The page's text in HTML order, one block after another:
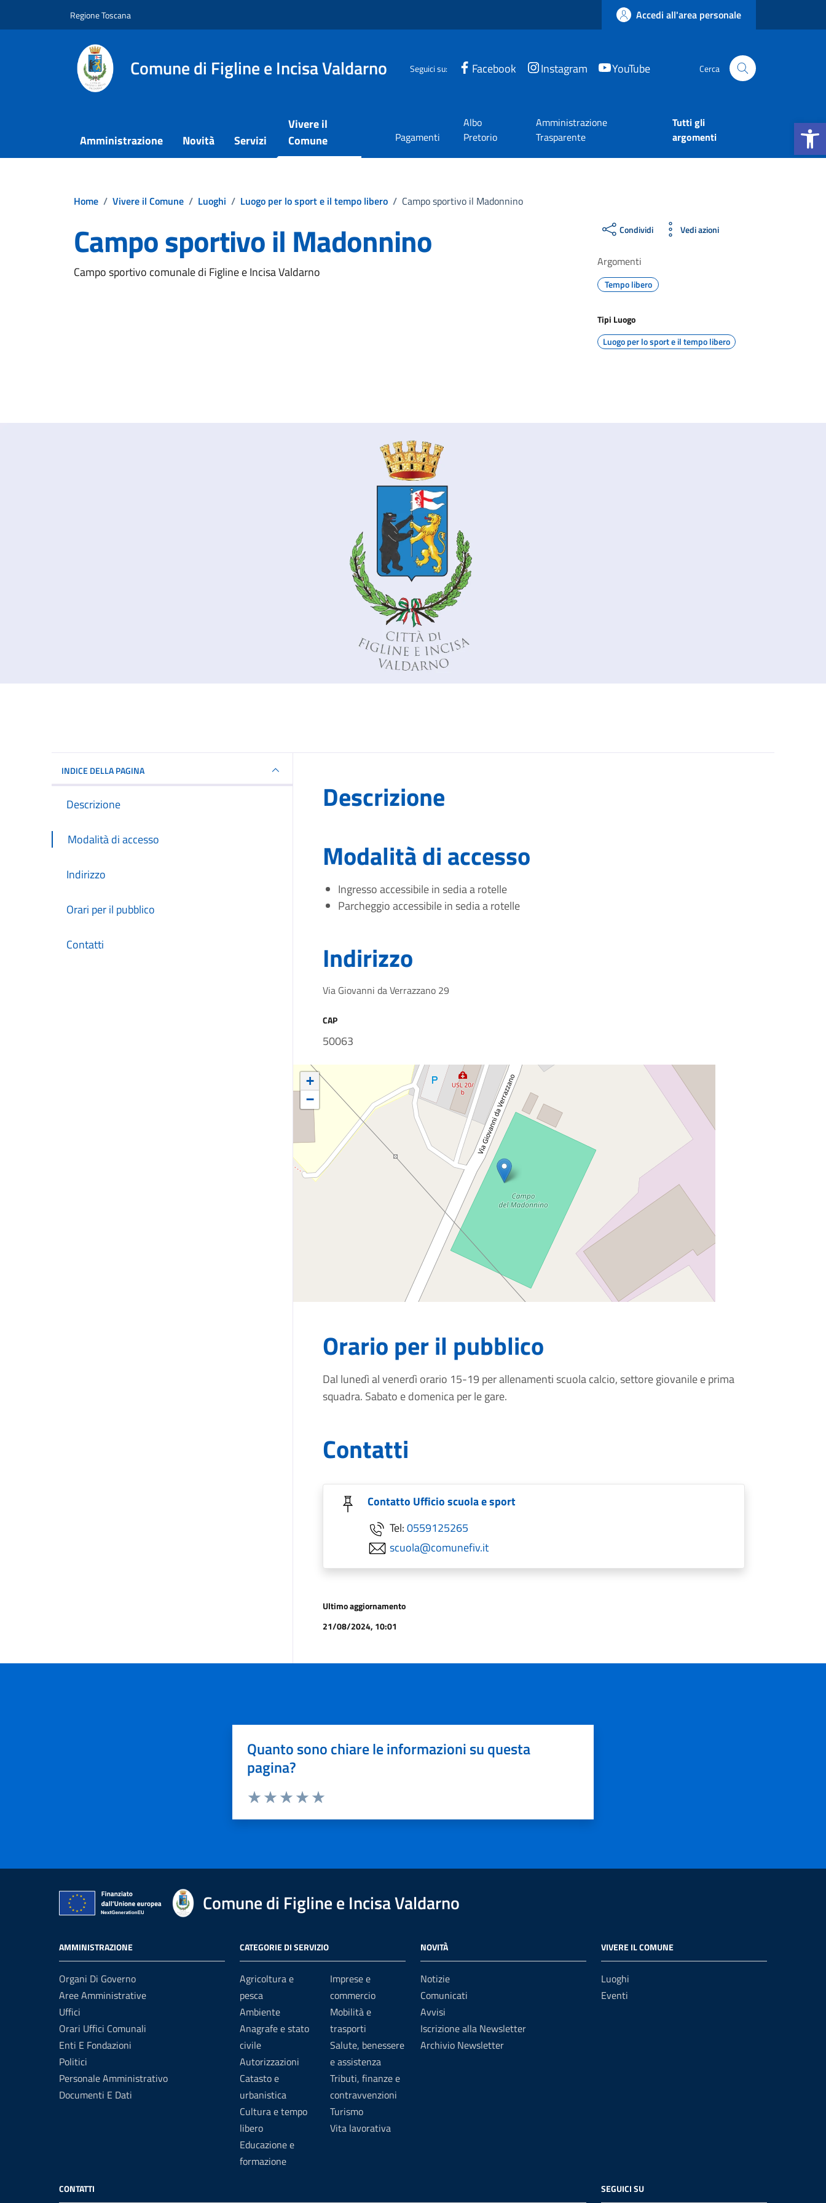
Apri la
Regione Toscana Accedi all'area personale
Comune di Figline e Incisa Valdarno Seguici su: Facebook Instagram YouTube Cerca
Amministrazione Novità Servizi
Vivere il
Comune
Pagamenti
Albo
Pretorio
Amministrazione
Trasparente
Tutti gli
argomenti
Home / Vivere il Comune / Luoghi / Luogo per lo sport e il tempo libero / Campo sportivo il Madonnino
Campo sportivo il Madonnino
Campo sportivo comunale di Figline e Incisa Valdarno
Condividi Vedi azioni
Argomenti
Tempo libero
Tipi Luogo
Luogo per lo sport e il tempo libero
INDICE DELLA PAGINA
Descrizione
Modalità di accesso
Indirizzo
Orari per il pubblico
Contatti
Descrizione
Modalità di accesso
Ingresso accessibile in sedia a rotelle
Parcheggio accessibile in sedia a rotelle
Indirizzo
Via Giovanni da Verrazzano 29
CAP
50063
+
−
Orario per il pubblico
Dal lunedì al venerdì orario 15-19 per allenamenti scuola calcio, settore giovanile e prima
squadra. Sabato e domenica per le gare.
Contatti
Contatto Ufficio scuola e sport
Tel:0559125265
scuola@comunefiv.it
Ultimo aggiornamento
21/08/2024, 10:01
Quanto sono chiare le informazioni su questa
pagina?
Comune di Figline e Incisa Valdarno
AMMINISTRAZIONE
Organi Di Governo
Aree Amministrative
Uffici
Orari Uffici Comunali
Enti E Fondazioni
Politici
Personale Amministrativo
Documenti E Dati
CATEGORIE DI SERVIZIO
Agricoltura e
pesca
Ambiente
Anagrafe e stato
civile
Autorizzazioni
Catasto e
urbanistica
Cultura e tempo
libero
Educazione e
formazione
Imprese e
commercio
Mobilità e
trasporti
Salute, benessere
e assistenza
Tributi, finanze e
contravvenzioni
Turismo
Vita lavorativa
NOVITÀ
Notizie
Comunicati
Avvisi
Iscrizione alla Newsletter
Archivio Newsletter
VIVERE IL COMUNE
Luoghi
Eventi
CONTATTI SEGUICI SU